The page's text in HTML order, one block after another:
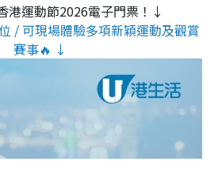
港運動節2026電子門票！↓
/ 可現場體驗多項新穎運動及觀賞
賽事🔥 ↓